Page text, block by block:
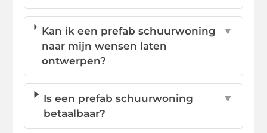
Kan ik een prefab schuurwoning
naar mijn wensen laten
ontwerpen?
▼
Is een prefab schuurwoning
betaalbaar?
▼